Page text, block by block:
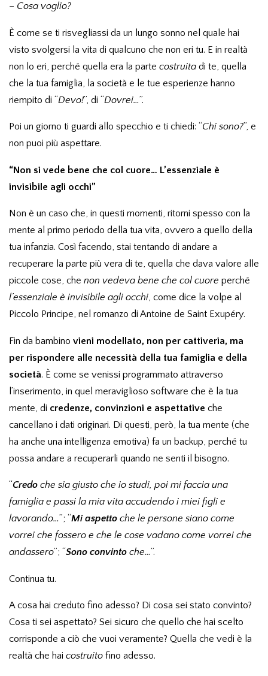
– Cosa voglio?
È come se ti risvegliassi da un lungo sonno nel quale hai
visto svolgersi la vita di qualcuno che non eri tu. E in realtà
non lo eri, perché quella era la parte costruita di te, quella
che la tua famiglia, la società e le tue esperienze hanno
riempito di “Devo!”, di “Dovrei…”.
Poi un giorno ti guardi allo specchio e ti chiedi: “Chi sono?”, e
non puoi più aspettare.
“Non si vede bene che col cuore… L’essenziale è
invisibile agli occhi”
Non è un caso che, in questi momenti, ritorni spesso con la
mente al primo periodo della tua vita, ovvero a quello della
tua infanzia. Così facendo, stai tentando di andare a
recuperare la parte più vera di te, quella che dava valore alle
piccole cose, che non vedeva bene che col cuore perché
l’essenziale è invisibile agli occhi, come dice la volpe al
Piccolo Principe, nel romanzo di Antoine de Saint Exupéry.
Fin da bambino vieni modellato, non per cattiveria, ma
per rispondere alle necessità della tua famiglia e della
società. È come se venissi programmato attraverso
l’inserimento, in quel meraviglioso software che è la tua
mente, di credenze, convinzioni e aspettative che
cancellano i dati originari. Di questi, però, la tua mente (che
ha anche una intelligenza emotiva) fa un backup, perché tu
possa andare a recuperarli quando ne senti il bisogno.
“Credo che sia giusto che io studi, poi mi faccia una
famiglia e passi la mia vita accudendo i miei figli e
lavorando…”; “Mi aspetto che le persone siano come
vorrei che fossero e che le cose vadano come vorrei che
andassero”; “Sono convinto che…”.
Continua tu.
A cosa hai creduto fino adesso? Di cosa sei stato convinto?
Cosa ti sei aspettato? Sei sicuro che quello che hai scelto
corrisponde a ciò che vuoi veramente? Quella che vedi è la
realtà che hai costruito fino adesso.